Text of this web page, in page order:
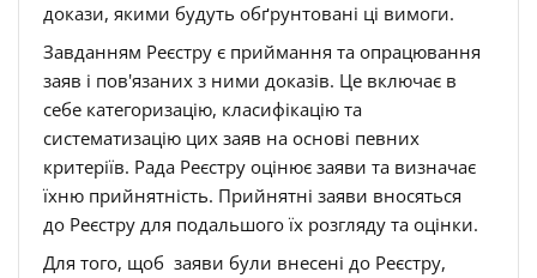
докази, якими будуть обґрунтовані ці вимоги.
Завданням Реєстру є приймання та опрацювання
заяв і пов'язаних з ними доказів. Це включає в
себе категоризацію, класифікацію та
систематизацію цих заяв на основі певних
критеріїв. Рада Реєстру оцінює заяви та визначає
їхню прийнятність. Прийнятні заяви вносяться
до Реєстру для подальшого їх розгляду та оцінки.
Для того, щоб заяви були внесені до Реєстру,